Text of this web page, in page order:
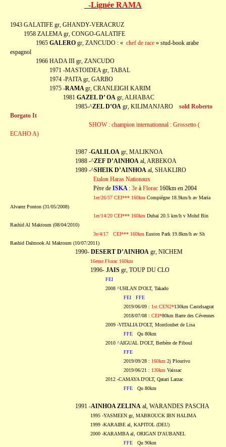
-Lignée RAMA
1943 GALATIFE gr, GHANDY-VERACRUZ
1958 ZALEMA gr, CONGO-GALATIFE
1965 GALERO gr, ZANCUDO : « chef de race » stud-book arabe
espagnol
1966 HADA III gr, ZANCUDO
1971 -MASTOIDEA gr, TABAL
1974 -PAITA gr, GARBO
1975 -RAMAgr, CRANLEIGH KARIM
1981 GAZEL D’ OA gr, ALHABAC
1985-^ZEL D’OA gr, KILIMANJARO sold Roberto
Borgato It
SHOW : champion internationnal : Grossetto (
ECAHO A)
1987 -GALILOA gr, MALIKNOA
1988 -^ZEF D’AINHOA al, ARBEKOA
1989 -^SHEIK D’AINHOA al, SHAKLIRO
Etalon Haras Nationaux
Père de ISKA : 3e à Florac 160km en 2004
1er/26/57 CEI*** 160km Compiègne 18.9km/h av Maria
Alvarez Ponton (31/05/2008)
1er/14/20 CEI*** 160km Dubai 20.5 km/h v Mohd Bin
Rashid Al Maktoum (08/04/2010)
3e/4/17 CEI*** 160km Euston Park 19.8km/h av Sh
Rashid Dalmook Al Maktoum (10/07/2011)
1990- DESERT D’AINHOA gr, NICHEM
16eme Florac 160km
1996- JAIS gr, TOUP DU CLO
FEI
2008 ^UHLAN D'OLT, Takado
FEI
FFE
2019/06/09 : 1st CEN2*130km Castelsagrat
2018/07/08 : CEI*80km Barre des Cévennes
2009 -VITALIA D'OLT, Montloubet de Lisa
FFE Qu 80km
2010 ^AIGUAL D'OLT, Berbère de Piboul
FFE
2019/09/28 : 160km 2j Plourivo
2019/06/21 : 130km Vaissac
2012 -CAMAYA D'OLT, Qatari Larzac
FFE Qu 80km
1991 -AINHOA ZELINA al, WARANDES PASCHA
1995 -YASMEEN gr, MABROUCK IBN HALIMA
1999 -KARAIBE al, KAPITOL (DEU)
2000 -KARAMBA al, ORIGAN D'AUBANEL
FFE Qu 90km